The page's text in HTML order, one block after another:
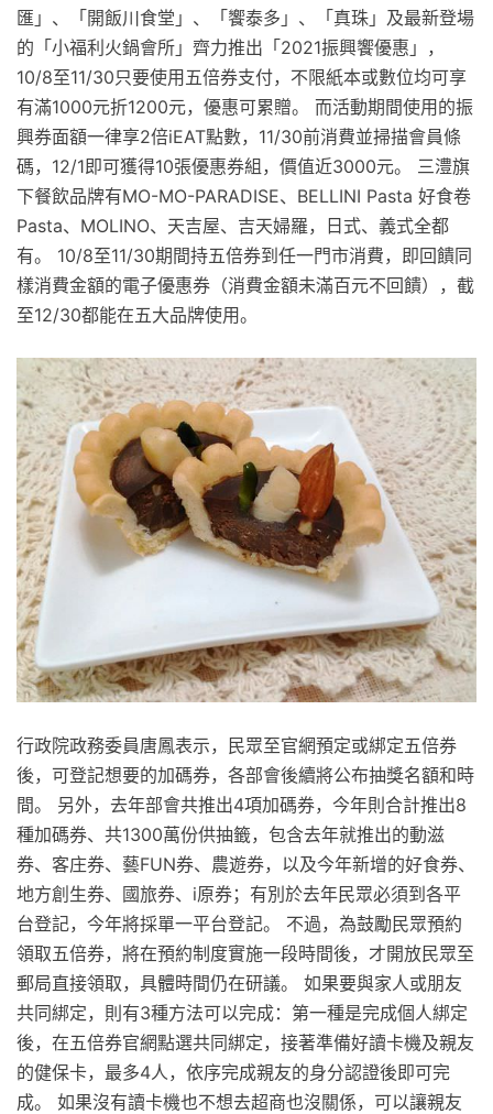
匯」、「開飯川食堂」、「饗泰多」、「真珠」及最新登場
的「小福利火鍋會所」齊力推出「2021振興饗優惠」，
10/8至11/30只要使用五倍券支付，不限紙本或數位均可享
有滿1000元折1200元，優惠可累贈。 而活動期間使用的振
興券面額一律享2倍iEAT點數，11/30前消費並掃描會員條
碼，12/1即可獲得10張優惠券組，價值近3000元。 三澧旗
下餐飲品牌有MO-MO-PARADISE、BELLINI Pasta 好食卷
Pasta、MOLINO、天吉屋、吉天婦羅，日式、義式全都
有。 10/8至11/30期間持五倍券到任一門市消費，即回饋同
樣消費金額的電子優惠券（消費金額未滿百元不回饋），截
至12/30都能在五大品牌使用。
行政院政務委員唐鳳表示，民眾至官網預定或綁定五倍券
後，可登記想要的加碼券，各部會後續將公布抽獎名額和時
間。 另外，去年部會共推出4項加碼券，今年則合計推出8
種加碼券、共1300萬份供抽籤，包含去年就推出的動滋
券、客庄券、藝FUN券、農遊券，以及今年新增的好食券、
地方創生券、國旅券、i原券；有別於去年民眾必須到各平
台登記，今年將採單一平台登記。 不過，為鼓勵民眾預約
領取五倍券，將在預約制度實施一段時間後，才開放民眾至
郵局直接領取，具體時間仍在研議。 如果要與家人或朋友
共同綁定，則有3種方法可以完成：第一種是完成個人綁定
後，在五倍券官網點選共同綁定，接著準備好讀卡機及親友
的健保卡，最多4人，依序完成親友的身分認證後即可完
成。 如果沒有讀卡機也不想去超商也沒關係，可以讓親友